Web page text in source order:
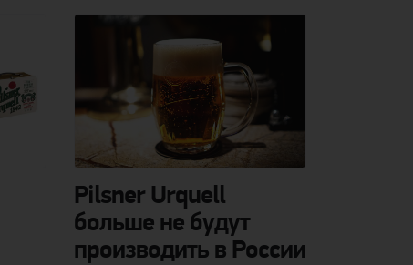
Pilsner Urquell
больше не будут
производить в России